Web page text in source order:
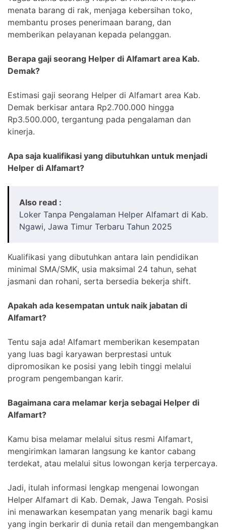
menata barang di rak, menjaga kebersihan toko,
membantu proses penerimaan barang, dan
memberikan pelayanan kepada pelanggan.
Berapa gaji seorang Helper di Alfamart area Kab.
Demak?
Estimasi gaji seorang Helper di Alfamart area Kab.
Demak berkisar antara Rp2.700.000 hingga
Rp3.500.000, tergantung pada pengalaman dan
kinerja.
Apa saja kualifikasi yang dibutuhkan untuk menjadi
Helper di Alfamart?
Also read :
Loker Tanpa Pengalaman Helper Alfamart di Kab.
Ngawi, Jawa Timur Terbaru Tahun 2025
Kualifikasi yang dibutuhkan antara lain pendidikan
minimal SMA/SMK, usia maksimal 24 tahun, sehat
jasmani dan rohani, serta bersedia bekerja shift.
Apakah ada kesempatan untuk naik jabatan di
Alfamart?
Tentu saja ada! Alfamart memberikan kesempatan
yang luas bagi karyawan berprestasi untuk
dipromosikan ke posisi yang lebih tinggi melalui
program pengembangan karir.
Bagaimana cara melamar kerja sebagai Helper di
Alfamart?
Kamu bisa melamar melalui situs resmi Alfamart,
mengirimkan lamaran langsung ke kantor cabang
terdekat, atau melalui situs lowongan kerja terpercaya.
Jadi, itulah informasi lengkap mengenai lowongan
Helper Alfamart di Kab. Demak, Jawa Tengah. Posisi
ini menawarkan kesempatan yang menarik bagi kamu
yang ingin berkarir di dunia retail dan mengembangkan